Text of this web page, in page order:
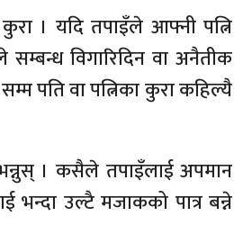
कुरा । यदि तपाइँले आफ्नी पत्नि
विगारिदिन वा अनैतीक
पति वा पत्निका कुरा कहिल्यै
। कसैले तपाइँलाई अपमान
उल्टै मजाकको पात्र बन्ने